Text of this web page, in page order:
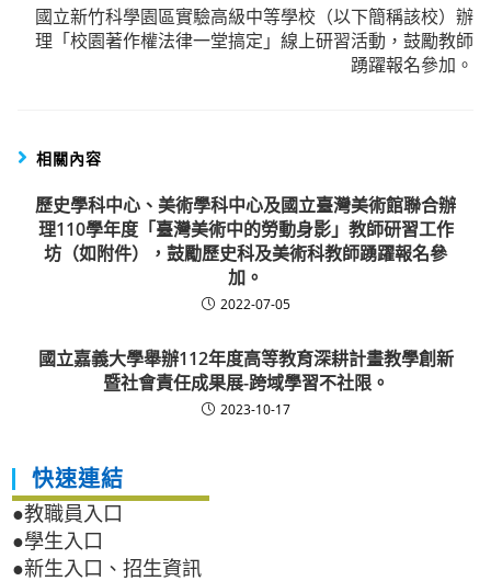
國立新竹科學園區實驗高級中等學校（以下簡稱該校）辦
理「校園著作權法律一堂搞定」線上研習活動，鼓勵教師
踴躍報名參加。
相關內容
歷史學科中心、美術學科中心及國立臺灣美術館聯合辦
理110學年度「臺灣美術中的勞動身影」教師研習工作
坊（如附件），鼓勵歷史科及美術科教師踴躍報名參
加。
2022-07-05
國立嘉義大學舉辦112年度高等教育深耕計畫教學創新
暨社會責任成果展-跨域學習不社限。
2023-10-17
快速連結
●教職員入口
●學生入口
●新生入口、招生資訊